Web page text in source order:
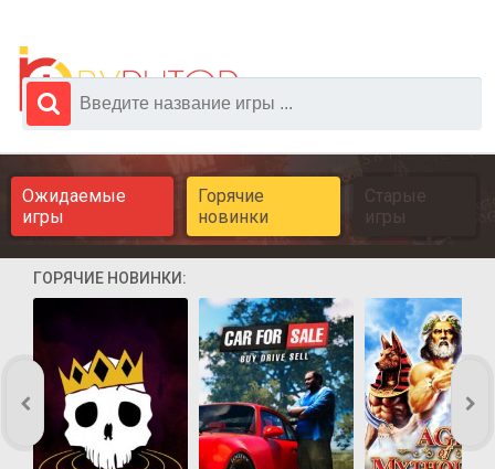
Ожидаемые
игры
Горячие
новинки
Старые
игры
ГОРЯЧИЕ НОВИНКИ: